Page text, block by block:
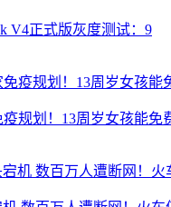
V4正式版灰度测试：9
规划！13周岁女孩能免